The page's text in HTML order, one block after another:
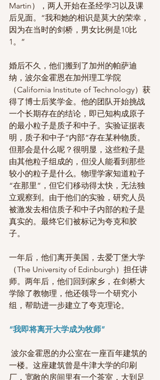
Martin），两人开始在圣经学习以及课
后见面。“我和她的相识是莫大的荣幸，
因为在当时的剑桥，男女比例是10比
1。”
婚后不久，他们搬到了加州的帕萨迪
纳，波尔金霍恩在加州理工学院
（California Institute of Technology）获
得了博士后奖学金。他的团队开始挑战
一个长期存在的结论，即已知构成原子
的最小粒子是质子和中子。实验证据表
明，质子和中子“内部”存在某种物质。
但那会是什么呢？很明显，这些粒子是
由其他粒子组成的，但没人能看到那些
较小的粒子是什么。物理学家知道粒子
“在那里”，但它们移动得太快，无法独
立观察到。由于他们的实验，研究人员
被激发去相信质子和中子内部的粒子是
真实的。最终它们被标记为夸克和胶
子。
一年后，他们离开美国，去爱丁堡大学
（The University of Edinburgh）担任讲
师。两年后，他们回到家乡，在剑桥大
学除了教物理，他还领导一个研究小
组，帮助进一步建立了夸克理论。
“我即将离开大学成为牧师”
一楼。这座建筑曾是牛津大学的印刷
厂，宽敞的房间里有一个茶室，大到足